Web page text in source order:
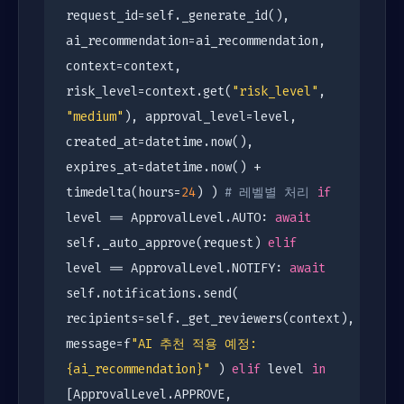
request_id=self._generate_id(),
ai_recommendation=ai_recommendation,
context=context,
risk_level=context.get( "risk_level" ,
"medium" ), approval_level=level,
created_at=datetime.now(),
expires_at=datetime.now() +
timedelta(hours=24) ) # 레벨별 처리
if
level == ApprovalLevel.AUTO: await
self._auto_approve(request) elif
level == ApprovalLevel.NOTIFY: await
self.notifications.send(
recipients=self._get_reviewers(context),
message=f"AI 추천 적용 예정:
{ai_recommendation}"
) elif level in
[ApprovalLevel.APPROVE,